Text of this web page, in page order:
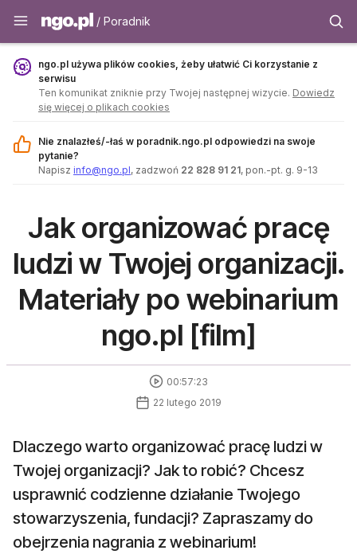
Poradnik - ngo.pl
/ Poradnik
ngo.pl używa plików cookies, żeby ułatwić Ci korzystanie z
serwisu
Ten komunikat zniknie przy Twojej następnej wizycie. Dowiedz
się więcej o plikach cookies
Nie znalazłeś/-łaś w poradnik.ngo.pl odpowiedzi na swoje
pytanie?
Napisz info@ngo.pl, zadzwoń 22 828 91 21, pon.-pt. g. 9-13
Jak organizować pracę
ludzi w Twojej organizacji.
Materiały po webinarium
ngo.pl [film]
00:57:23
22 lutego 2019
Dlaczego warto organizować pracę ludzi w
Twojej organizacji? Jak to robić? Chcesz
usprawnić codzienne działanie Twojego
stowarzyszenia, fundacji? Zapraszamy do
obejrzenia nagrania z webinarium!